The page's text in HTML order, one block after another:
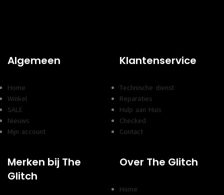
Algemeen
Home
Winkel
SALE
Nieuws
Mijn account
Klantenservice
Technische dienst
Reparaties
Hulp aan Huis
Checked
Contact
Merken bij The
Glitch
Over The Glitch
Home